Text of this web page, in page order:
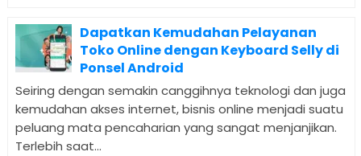
Dapatkan Kemudahan Pelayanan
Toko Online dengan Keyboard Selly di
Ponsel Android
Seiring dengan semakin canggihnya teknologi dan juga
kemudahan akses internet, bisnis online menjadi suatu
peluang mata pencaharian yang sangat menjanjikan.
Terlebih saat...